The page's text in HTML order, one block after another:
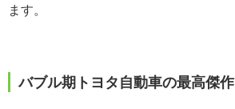
ます。
バブル期トヨタ自動車の最高傑作